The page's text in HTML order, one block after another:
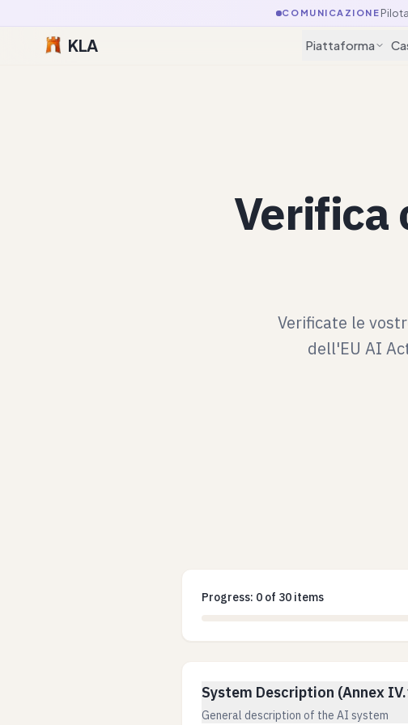
COMUNICAZIONE
KLA Piattaforma
Verifica
Verificate le
dell'EU AI
Progress: 0 of 30 items
System Description (Annex
General description of the AI system